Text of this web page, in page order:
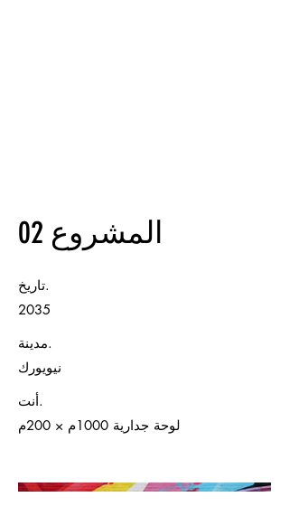
المشروع 02
تاريخ.
2035
مدينة.
نيويورك
أنت.
لوحة جدارية 1000م × 200م